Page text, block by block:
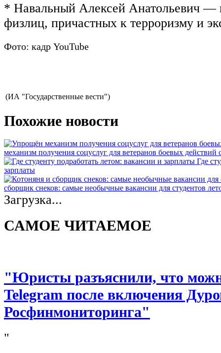
* Навальный Алексей Анатольевич —
физлиц, причастных к терроризму и
Фото: кадр YouTube
(ИА "Государственные вести")
Похожие новости
механизм получения соцуслуг для ветеранов боевых действий
Где
зарплаты
сборщик снеков: самые необычные вакансии для студентов
Загрузка...
САМОЕ ЧИТАЕМОЕ
"Юристы разъяснили, что
Telegram после включения
Росфинмониторинга"
"